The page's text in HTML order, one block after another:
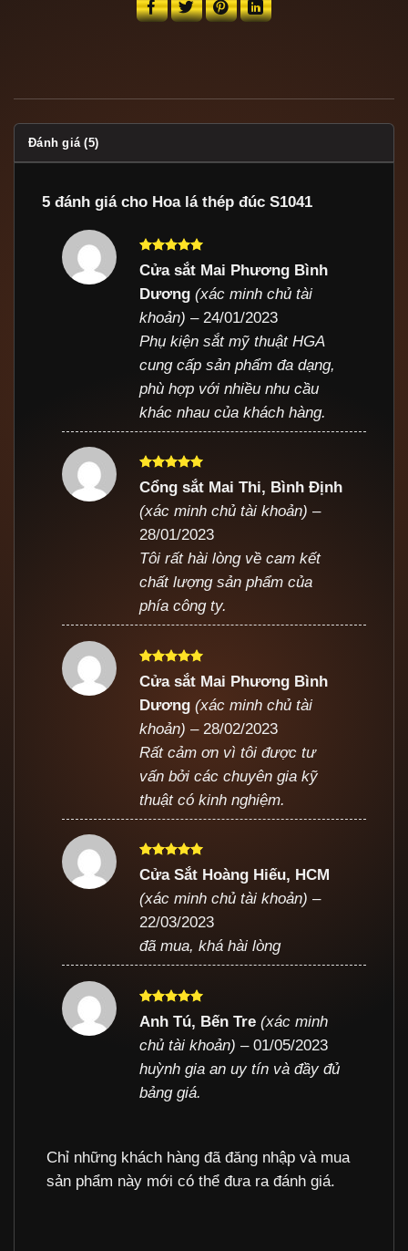
Đánh giá (5)
5 đánh giá cho Hoa lá thép đúc S1041
Được xếp
sao
Cửa sắt Mai Phương Bình
Dương(xác minh chủ tài
khoản) – 24/01/2023
Phụ kiện sắt mỹ thuật HGA
cung cấp sản phẩm đa dạng,
phù hợp với nhiều nhu cầu
khác nhau của khách hàng.
Được xếp
hạng5
sao
Cổng sắt Mai Thi, Bình Định
(xác minh chủ tài khoản) –
28/01/2023
Tôi rất hài lòng về cam kết
chất lượng sản phẩm của
phía công ty.
Được xếp
sao
Cửa sắt Mai Phương Bình
Dương(xác minh chủ tài
khoản) – 28/02/2023
Rất cảm ơn vì tôi được tư
vấn bởi các chuyên gia kỹ
thuật có kinh nghiệm.
Được xếp
sao
Cửa Sắt Hoàng Hiếu, HCM
(xác minh chủ tài khoản) –
22/03/2023
đã mua, khá hài lòng
Được xếp
5
sao
Anh Tú, Bến Tre(xác minh
chủ tài khoản) – 01/05/2023
huỳnh gia an uy tín và đầy đủ
bảng giá.
Chỉ những khách hàng đã đăng nhập và mua
sản phẩm này mới có thể đưa ra đánh giá.